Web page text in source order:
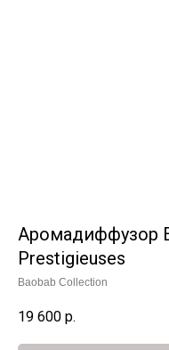
Аромадиффузор
Prestigieuses
Baobab Collection
19 600 р.